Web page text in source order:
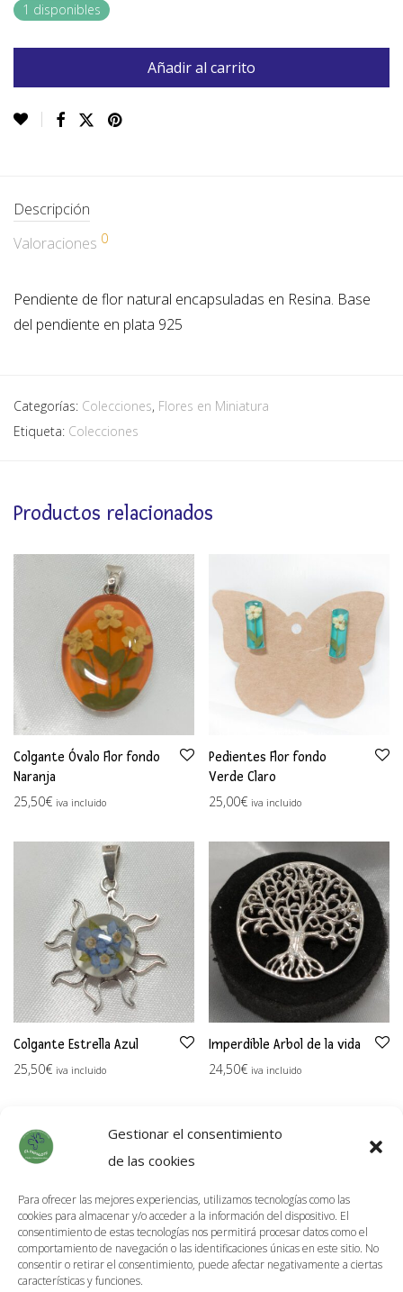
Gestionar el consentimiento
de las cookies
Para ofrecer las mejores experiencias, utilizamos tecnologías como las
cookies para almacenar y/o acceder a la información del dispositivo. El
consentimiento de estas tecnologías nos permitirá procesar datos como el
comportamiento de navegación o las identificaciones únicas en este sitio. No
consentir o retirar el consentimiento, puede afectar negativamente a ciertas
características y funciones.
1 disponibles
Añadir al carrito
Descripción
Valoraciones 0
Pendiente de flor natural encapsuladas en Resina. Base
del pendiente en plata 925
Categorías: Colecciones, Flores en Miniatura
Etiqueta: Colecciones
Productos relacionados
Colgante Óvalo Flor fondo
Naranja
25,50€ iva incluido
Pedientes Flor fondo
Verde Claro
25,00€ iva incluido
Colgante Estrella Azul
25,50€ iva incluido
Imperdible Arbol de la vida
24,50€ iva incluido
Información de Envíos
Política de devoluciones